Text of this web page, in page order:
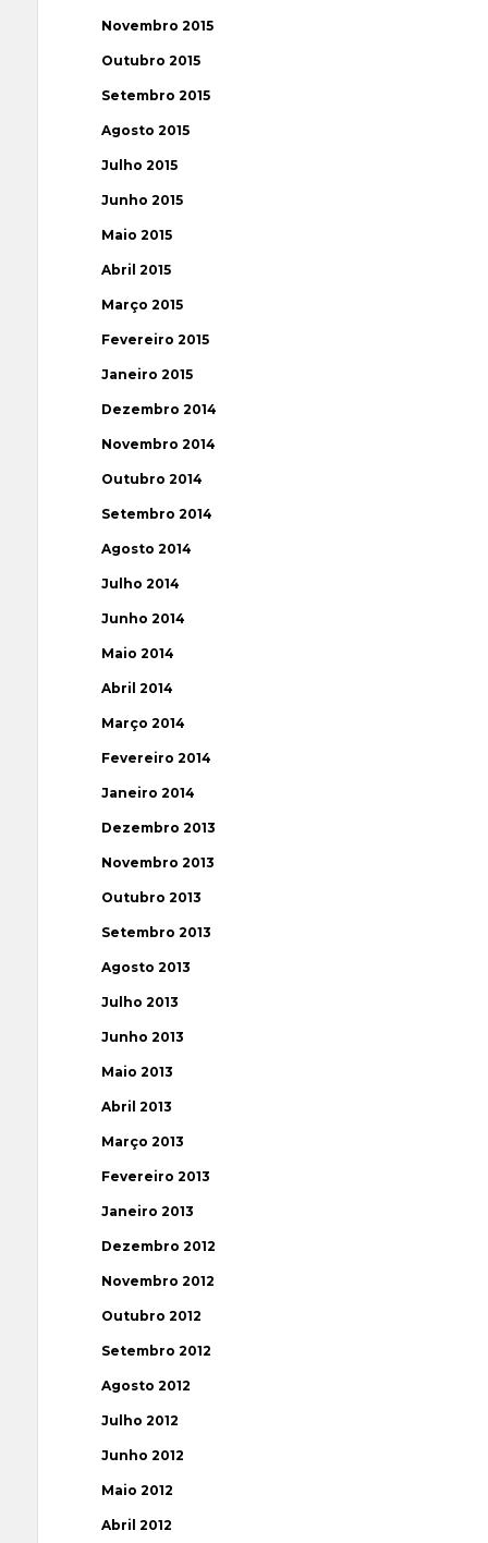
Novembro 2015
Outubro 2015
Setembro 2015
Agosto 2015
Julho 2015
Junho 2015
Maio 2015
Abril 2015
Março 2015
Fevereiro 2015
Janeiro 2015
Dezembro 2014
Novembro 2014
Outubro 2014
Setembro 2014
Agosto 2014
Julho 2014
Junho 2014
Maio 2014
Abril 2014
Março 2014
Fevereiro 2014
Janeiro 2014
Dezembro 2013
Novembro 2013
Outubro 2013
Setembro 2013
Agosto 2013
Julho 2013
Junho 2013
Maio 2013
Abril 2013
Março 2013
Fevereiro 2013
Janeiro 2013
Dezembro 2012
Novembro 2012
Outubro 2012
Setembro 2012
Agosto 2012
Julho 2012
Junho 2012
Maio 2012
Abril 2012